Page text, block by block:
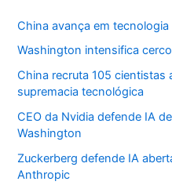
China avança em
Washington intensifica
China recruta 105 cientistas
supremacia tecnológica
CEO da Nvidia defende IA
Washington
Zuckerberg defende IA
Anthropic